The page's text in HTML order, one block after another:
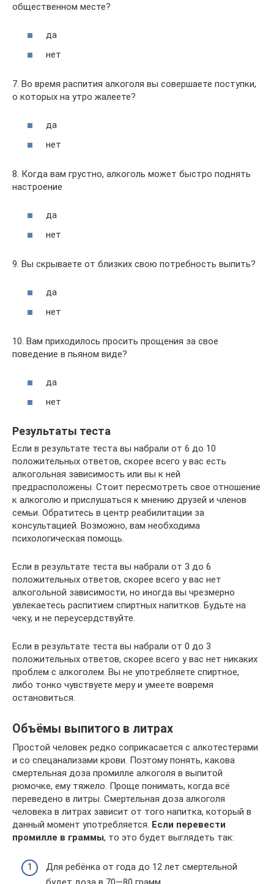
общественном месте?
да
нет
7. Во время распития алкоголя вы совершаете поступки,
о которых на утро жалеете?
да
нет
8. Когда вам грустно, алкоголь может быстро поднять
настроение
да
нет
9. Вы скрываете от близких свою потребность выпить?
да
нет
10. Вам приходилось просить прощения за свое
поведение в пьяном виде?
да
нет
Результаты теста
Если в результате теста вы набрали от 6 до 10
положительных ответов, скорее всего у вас есть
алкогольная зависимость или вы к ней
предрасположены. Стоит пересмотреть свое отношение
к алкоголю и прислушаться к мнению друзей и членов
семьи. Обратитесь в центр реабилитации за
консультацией. Возможно, вам необходима
психологическая помощь.
Если в результате теста вы набрали от 3 до 6
положительных ответов, скорее всего у вас нет
алкогольной зависимости, но иногда вы чрезмерно
увлекаетесь распитием спиртных напитков. Будьте на
чеку, и не переусердствуйте.
Если в результате теста вы набрали от 0 до 3
положительных ответов, скорее всего у вас нет никаких
проблем с алкоголем. Вы не употребляете спиртное,
либо тонко чувствуете меру и умеете вовремя
остановиться.
Объёмы выпитого в литрах
Простой человек редко соприкасается с алкотестерами
и со спецанализами крови. Поэтому понять, какова
смертельная доза промилле алкоголя в выпитой
рюмочке, ему тяжело. Проще понимать, когда всё
переведено в литры. Смертельная доза алкоголя
человека в литрах зависит от того напитка, который в
данный момент употребляется. Если перевести
промилле в граммы, то это будет выглядеть так:
Для ребёнка от года до 12 лет смертельной